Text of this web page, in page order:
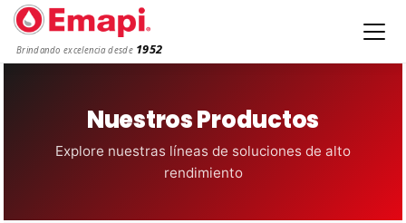
Brindando excelencia desde 1952
Nuestros Productos
Explore nuestras líneas de soluciones de alto
rendimiento